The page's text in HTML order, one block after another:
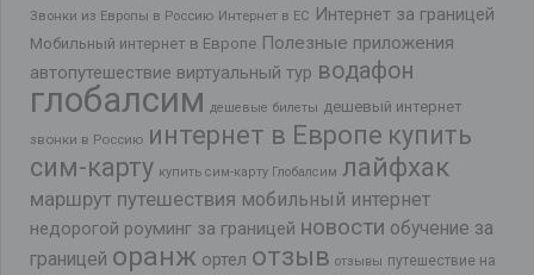
Звонки из Европы в Россию Интернет в ЕС Интернет за границей
Мобильный интернет в Европе Полезные приложения
автопутешествие виртуальный тур водафон
глобалсим дешевые билеты дешевый интернет
звонки в Россию интернет в Европе купить
сим-карту купить сим-карту Глобалсим лайфхак
маршрут путешествия мобильный интернет
недорогой роуминг за границей новости обучение за
границей оранж ортел отзыв отзывы путешествие на